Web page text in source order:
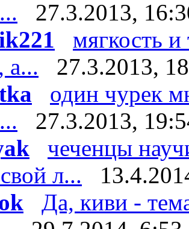
27.3.2013,
мягкость и
а...
27.3.2013,
один чурек
27.3.2013,
чеченцы
л...
Да, киви -